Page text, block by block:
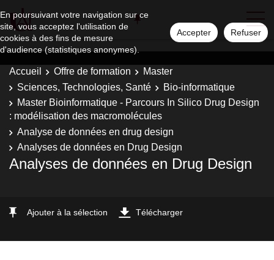
En poursuivant votre navigation sur ce
site, vous acceptez l'utilisation de
cookies à des fins de mesure
d'audience (statistiques anonymes).
Accepter Refuser
Accueil Offre de formation
Master
Sciences, Technologies, Santé
Bio-informatique
Master Bioinformatique - Parcours In Silico Drug Design
: modélisation des macromolécules
Analyse de données en drug design
Analyses de données en Drug Design
Analyses de données en Drug Design
Ajouter à la sélection Télécharger